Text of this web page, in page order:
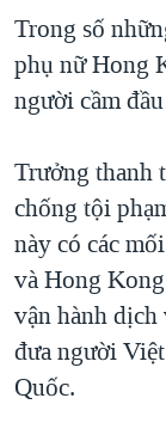
Trong số
phụ nữ Hong
người cầm
Trưởng thanh
chống tội
này có các
và Hong
vận hành dịch
đưa người
Quốc.